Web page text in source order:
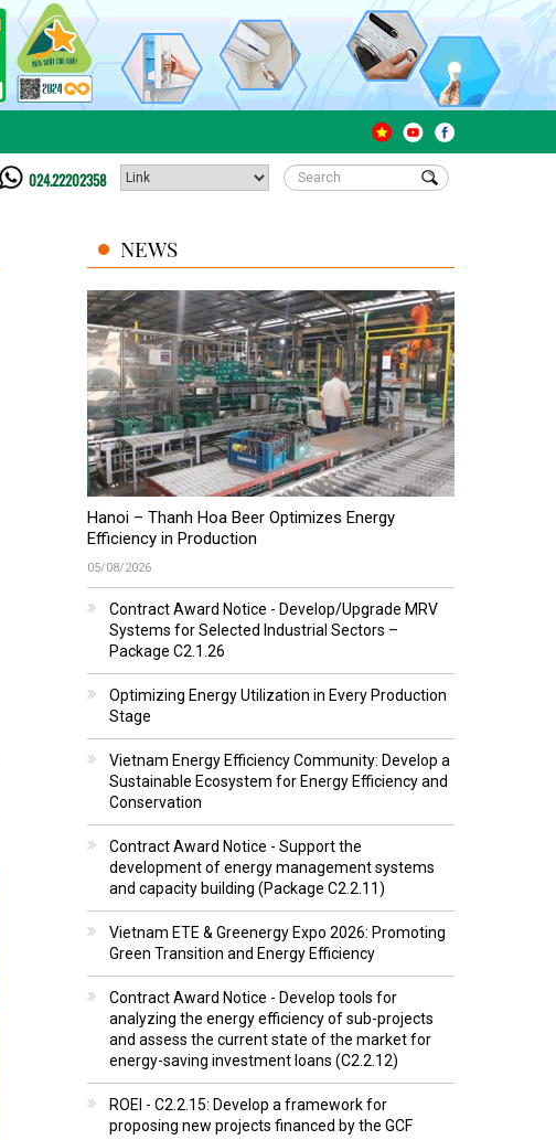
024.22202358
NEWS
Hanoi – Thanh Hoa Beer Optimizes Energy
Efficiency in Production
05/08/2026
Contract Award Notice - Develop/Upgrade MRV
Systems for Selected Industrial Sectors –
Package C2.1.26
Optimizing Energy Utilization in Every Production
Stage
Vietnam Energy Efficiency Community: Develop a
Sustainable Ecosystem for Energy Efficiency and
Conservation
Contract Award Notice - Support the
development of energy management systems
and capacity building (Package C2.2.11)
Vietnam ETE & Greenergy Expo 2026: Promoting
Green Transition and Energy Efficiency
Contract Award Notice - Develop tools for
analyzing the energy efficiency of sub-projects
and assess the current state of the market for
energy-saving investment loans (C2.2.12)
ROEI - C2.2.15: Develop a framework for
proposing new projects financed by the GCF